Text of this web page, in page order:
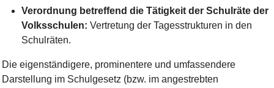
Verordnung betreffend die Tätigkeit der Schulräte der
Volksschulen: Vertretung der Tagesstrukturen in den
Schulräten.
Die eigenständigere, prominentere und umfassendere
Darstellung im Schulgesetz (bzw. im angestrebten